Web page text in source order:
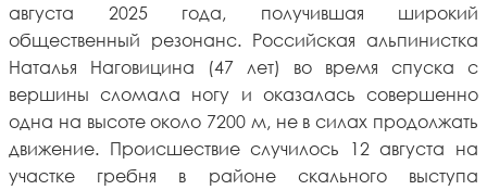
августа 2025 года, получившая широкий
общественный резонанс. Российская альпинистка
Наталья Наговицина (47 лет) во время спуска с
вершины сломала ногу и оказалась совершенно
одна на высоте около 7200 м, не в силах продолжать
движение. Происшествие случилось 12 августа на
участке гребня в районе скального выступа